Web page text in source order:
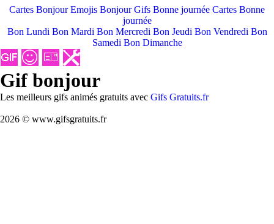
Cartes Bonjour Emojis Bonjour Gifs Bonne journée Cartes Bonne
journée
Bon Lundi Bon Mardi Bon Mercredi Bon Jeudi Bon Vendredi Bon
Samedi Bon Dimanche
Gif bonjour
Les meilleurs gifs animés gratuits avec Gifs Gratuits.fr
2026 © www.gifsgratuits.fr